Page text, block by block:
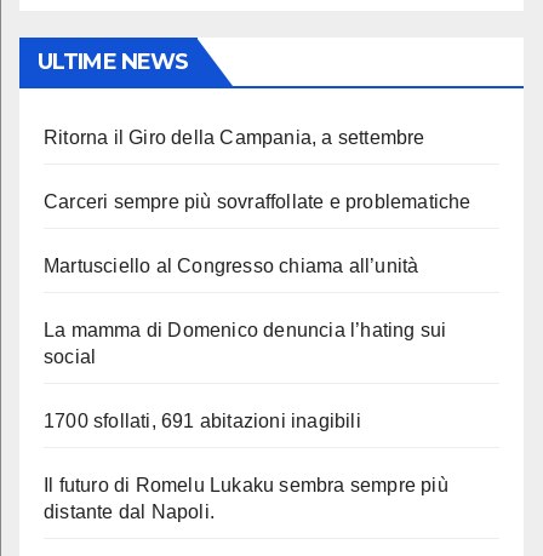
ULTIME NEWS
Ritorna il Giro della Campania, a settembre
Carceri sempre più sovraffollate e problematiche
Martusciello al Congresso chiama all’unità
La mamma di Domenico denuncia l’hating sui
social
1700 sfollati, 691 abitazioni inagibili
Il futuro di Romelu Lukaku sembra sempre più
distante dal Napoli.